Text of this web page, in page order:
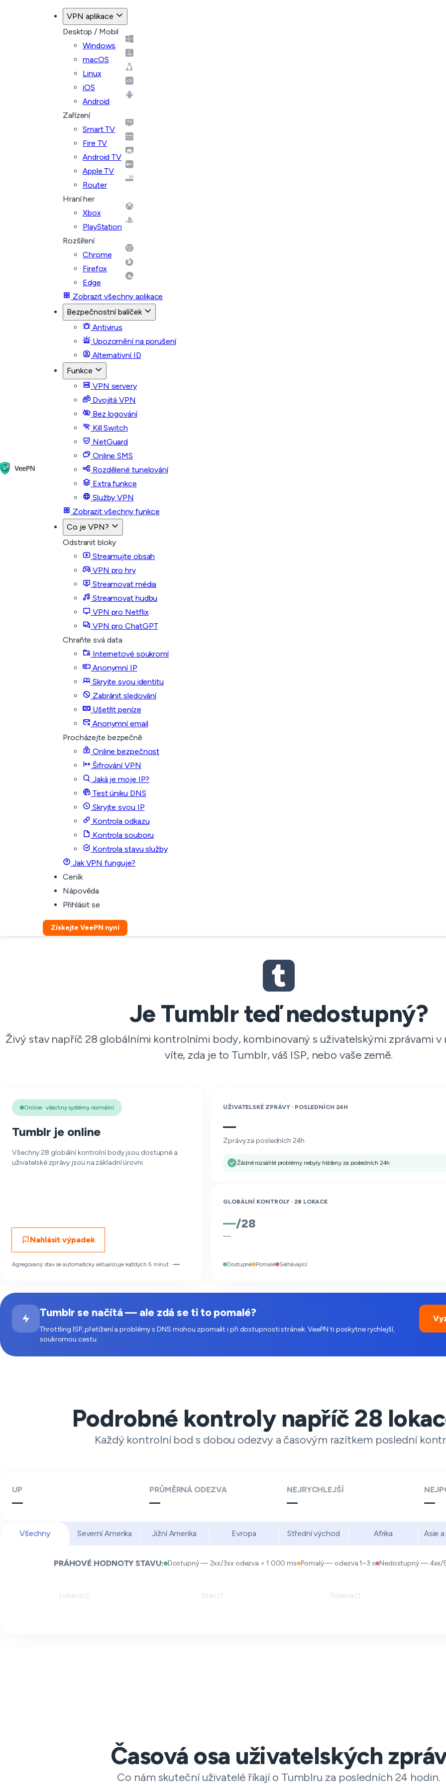
VPN aplikace
Desktop / Mobil
Windows
macOS
Linux
iOS
Android
Zařízení
Smart TV
Fire TV
Android TV
Apple TV
Router
Hraní her
Xbox
PlayStation
Rozšíření
Chrome
Firefox
Edge
Zobrazit všechny aplikace
Bezpečnostní balíček
Antivirus
Upozornění na porušení
Alternativní ID
Funkce
VPN servery
Dvojitá VPN
Bez logování
Kill Switch
NetGuard
Online SMS
Rozdělené tunelování
Extra funkce
Služby VPN
Zobrazit všechny funkce
Co je VPN?
Odstranit bloky
Streamujte obsah
VPN pro hry
Streamovat média
Streamovat hudbu
VPN pro Netflix
VPN pro ChatGPT
Chraňte svá data
Internetové soukromí
Anonymní IP
Skryjte svou identitu
Zabránit sledování
Ušetřit peníze
Anonymní email
Procházejte bezpečně
Online bezpečnost
Šifrování VPN
Jaká je moje IP?
Test úniku DNS
Skryjte svou IP
Kontrola odkazu
Kontrola souboru
Kontrola stavu služby
Jak VPN funguje?
Ceník
Nápověda
Přihlásit se
Získejte VeePN nyní
Je Tumblr teď nedostupný?
Živý stav napříč 28 globálními kontrolními body, kombinovaný s uživatelskými zprávami
víte, zda je to Tumblr, váš ISP, nebo vaše země.
Online · všechny systémy normální
Tumblr je online
Všechny 28 globální kontrolní body jsou dostupné a
uživatelské zprávy jsou na základní úrovni.
Nahlásit výpadek
Agregovaný stav se automaticky aktualizuje každých 5 minut · —
UŽIVATELSKÉ ZPRÁVY · POSLEDNÍCH 24H
—
Zprávy za posledních 24h
Žádné rozsáhlé problémy nebyly hlášeny za posledních 24h
GLOBÁLNÍ KONTROLY · 28 LOKACE
—/28
—
Dostupné Pomalé Selhávající
Tumblr se načítá — ale zdá se ti to pomalé?
Throttling ISP, přetížení a problémy s DNS mohou zpomalit i při dostupnosti stránek. VeePN ti poskytne rychlejší,
soukromou cestu.
Podrobné kontroly napříč28
Každý kontrolní bod s dobou odezvy a časovým razítkem poslední
UP
—
PRŮMĚRNÁ ODEZVA
—
NEJRYCHLEJŠÍ
— —
Všechny Severní Amerika Jižní Amerika Evropa Střední východ Afrika Asie
PRÁHOVÉ HODNOTY STAVU: Dostupný — 2xx/3xx odezva < 1 000 ms Pomalý — odezva 1–3 s Nedostupný — 4xx/
Lokace Stav Odezva
Časová osa uživatelských
Co nám skuteční uživatelé říkají o Tumblru za posledních 24 hodin.